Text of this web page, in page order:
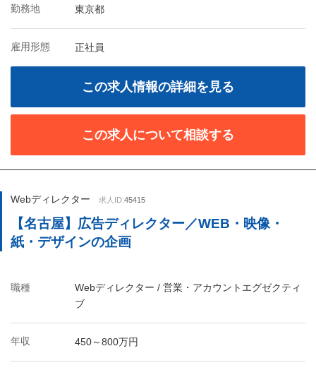
勤務地 東京都
雇用形態 正社員
この求人情報の詳細を見る
この求人について相談する
Webディレクター 求人ID:45415
【名古屋】広告ディレクター／WEB・映像・
紙・デザインの企画
職種
Webディレクター / 営業・アカウントエグゼクティ
ブ
年収 450～800万円